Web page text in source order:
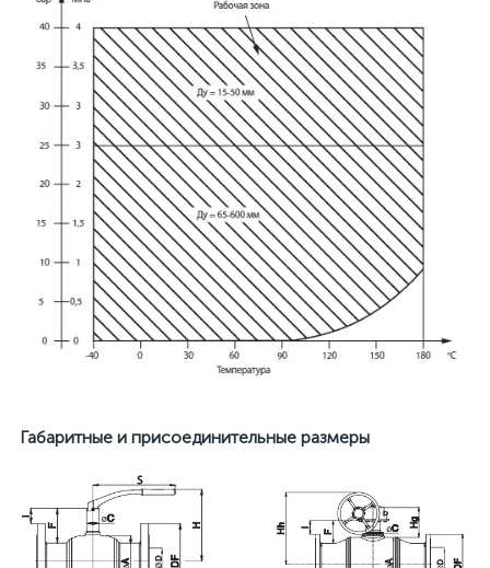
Габаритные и присоединительные размеры